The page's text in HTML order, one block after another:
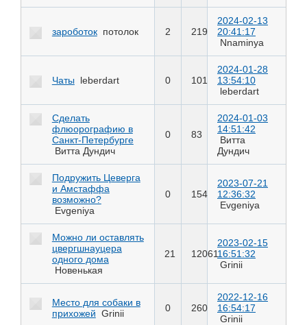
зароботок потолок 2 219
2024-02-13
20:41:17
Nnaminya
Чаты leberdart 0 101
2024-01-28
13:54:10
leberdart
Сделать
флюорографию в
Санкт-Петербурге
Витта Дундич
0 83
2024-01-03
14:51:42
Витта
Дундич
Подружить Цеверга
и Амстаффа
возможно?
Evgeniya
0 154
2023-07-21
12:36:32
Evgeniya
Можно ли оставлять
цвергшнауцера
одного дома
Новенькая
21 12061
2023-02-15
16:51:32
Grinii
Место для собаки в
прихожей Grinii 0 260
2022-12-16
16:54:17
Grinii